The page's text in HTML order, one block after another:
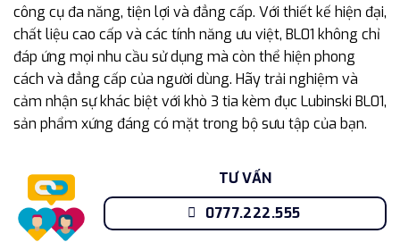
công cụ đa năng, tiện lợi và đẳng cấp. Với thiết kế hiện đại,
chất liệu cao cấp và các tính năng ưu việt, BL01 không chỉ
đáp ứng mọi nhu cầu sử dụng mà còn thể hiện phong
cách và đẳng cấp của người dùng. Hãy trải nghiệm và
cảm nhận sự khác biệt với khò 3 tia kèm đục Lubinski BL01,
sản phẩm xứng đáng có mặt trong bộ sưu tập của bạn.
TƯ VẤN
0777.222.555